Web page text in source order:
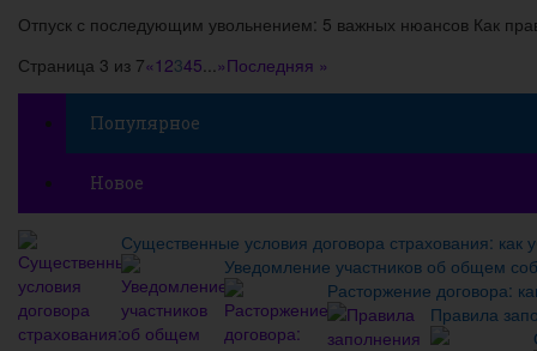
Отпуск с последующим увольнением: 5 важных нюансов Как
Страница 3 из 7«1 2345 »Последняя »
Популярное
Новое
Существенные условия договора страхования: как
Уведомление участников об общем
Расторжение договора:
Правила